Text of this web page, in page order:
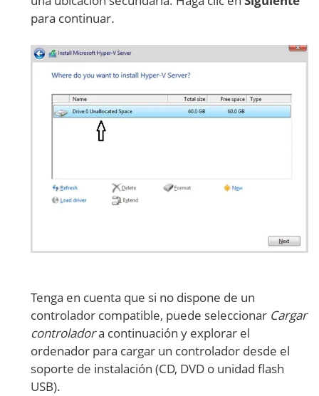
para continuar.
Tenga en cuenta que si no dispone de un
controlador compatible, puede seleccionar Cargar
controladora continuación y explorar el
ordenador para cargar un controlador desde el
soporte de instalación (CD, DVD o unidad flash
USB).